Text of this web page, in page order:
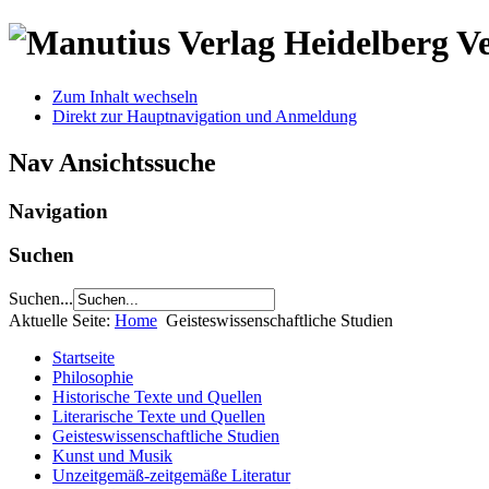
Zum Inhalt wechseln
Direkt zur Hauptnavigation und Anmeldung
Nav Ansichtssuche
Navigation
Suchen
Suchen...
Aktuelle Seite: Home Geisteswissenschaftliche Studien
Startseite
Philosophie
Historische Texte und Quellen
Literarische Texte und Quellen
Geisteswissenschaftliche Studien
Kunst und Musik
Unzeitgemäß-zeitgemäße Literatur